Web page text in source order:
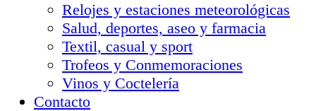
Relojes y estaciones meteorológicas
Salud, deportes, aseo y farmacia
Textil, casual y sport
Trofeos y Conmemoraciones
Vinos y Coctelería
Contacto